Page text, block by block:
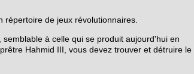
de jeux révolutionnaires.
à celle qui se produit aujourd'hui en
Hahmid III, vous devez trouver et détruire le